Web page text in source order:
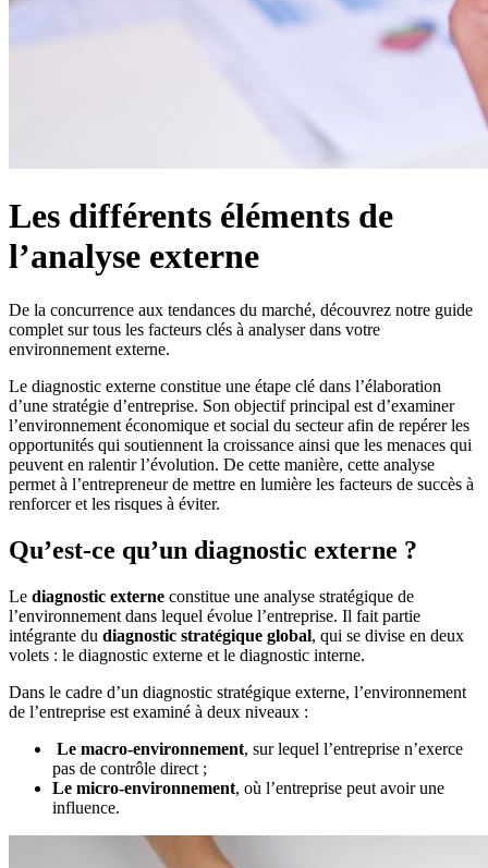
Les différents éléments de
l’analyse externe
De la concurrence aux tendances du marché, découvrez notre guide
complet sur tous les facteurs clés à analyser dans votre
environnement externe.
Le diagnostic externe constitue une étape clé dans l’élaboration
d’une stratégie d’entreprise. Son objectif principal est d’examiner
l’environnement économique et social du secteur afin de repérer les
opportunités qui soutiennent la croissance ainsi que les menaces qui
peuvent en ralentir l’évolution. De cette manière, cette analyse
permet à l’entrepreneur de mettre en lumière les facteurs de succès à
renforcer et les risques à éviter.
Qu’est-ce qu’un diagnostic externe ?
Le diagnostic externe constitue une analyse stratégique de
l’environnement dans lequel évolue l’entreprise. Il fait partie
intégrante du diagnostic stratégique global, qui se divise en deux
volets : le diagnostic externe et le diagnostic interne.
Dans le cadre d’un diagnostic stratégique externe, l’environnement
de l’entreprise est examiné à deux niveaux :
Le macro-environnement, sur lequel l’entreprise n’exerce
pas de contrôle direct ;
Le micro-environnement, où l’entreprise peut avoir une
influence.